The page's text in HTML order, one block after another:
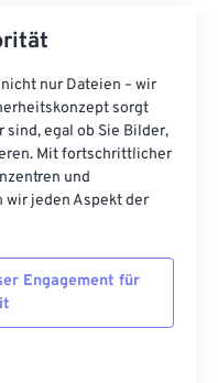
nur Dateien – wir
sorgt
sind, egal ob Sie Bilder,
Mit fortschrittlicher
und
wir jeden Aspekt der
Engagement für